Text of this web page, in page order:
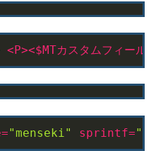
<P><$MTカスタムフィール
="menseki" sprintf=